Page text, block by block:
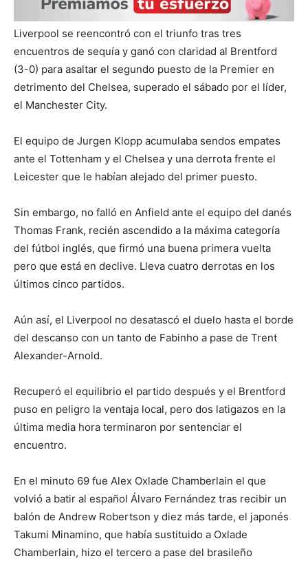
Liverpool se reencontró con el triunfo tras tres
encuentros de sequía y ganó con claridad al Brentford
(3-0) para asaltar el segundo puesto de la Premier en
detrimento del Chelsea, superado el sábado por el líder,
el Manchester City.
El equipo de Jurgen Klopp acumulaba sendos empates
ante el Tottenham y el Chelsea y una derrota frente el
Leicester que le habían alejado del primer puesto.
Sin embargo, no falló en Anfield ante el equipo del danés
Thomas Frank, recién ascendido a la máxima categoría
del fútbol inglés, que firmó una buena primera vuelta
pero que está en declive. Lleva cuatro derrotas en los
últimos cinco partidos.
Aún así, el Liverpool no desatascó el duelo hasta el borde
del descanso con un tanto de Fabinho a pase de Trent
Alexander-Arnold.
Recuperó el equilibrio el partido después y el Brentford
puso en peligro la ventaja local, pero dos latigazos en la
última media hora terminaron por sentenciar el
encuentro.
En el minuto 69 fue Alex Oxlade Chamberlain el que
volvió a batir al español Álvaro Fernández tras recibir un
balón de Andrew Robertson y diez más tarde, el japonés
Takumi Minamino, que había sustituido a Oxlade
Chamberlain, hizo el tercero a pase del brasileño